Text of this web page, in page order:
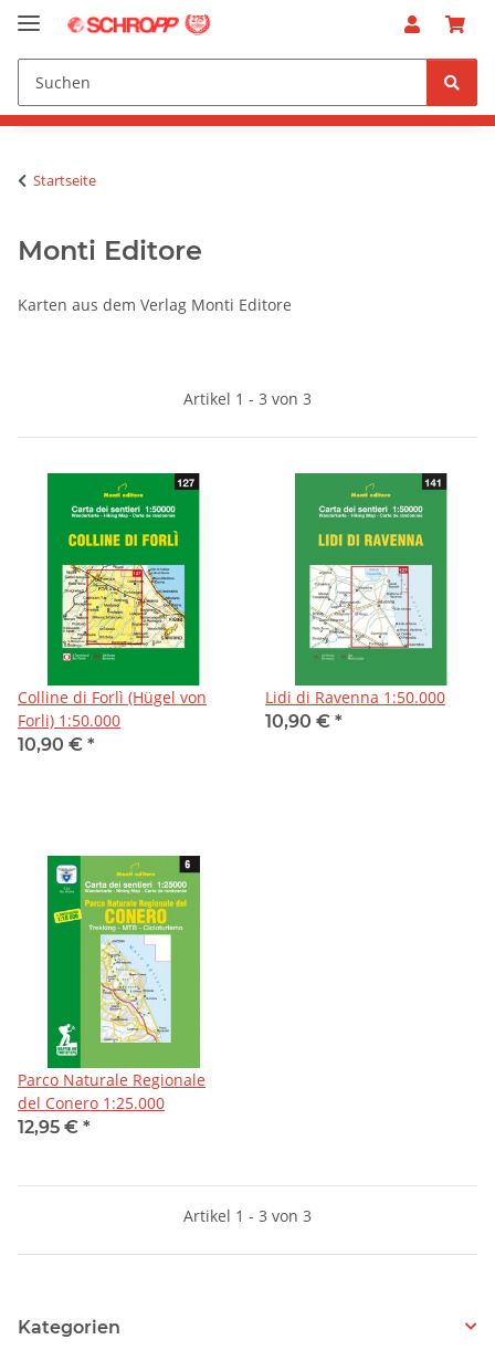
Startseite
Monti Editore
Karten aus dem Verlag Monti Editore
Artikel 1 - 3 von 3
Colline di Forlì (Hügel von
Forli) 1:50.000
10,90 € *
Lidi di Ravenna 1:50.000
10,90 € *
Parco Naturale Regionale
del Conero 1:25.000
12,95 € *
Artikel 1 - 3 von 3
Kategorien